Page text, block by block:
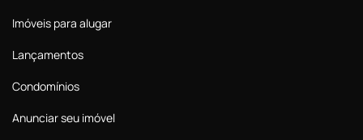
Imóveis para alugar
Lançamentos
Condomínios
Anunciar seu imóvel